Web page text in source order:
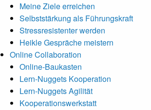
Meine Ziele erreichen
Selbststärkung als Führungskraft
Stressresistenter werden
Heikle Gespräche meistern
Online Collaboration
Online-Baukasten
Lern-Nuggets Kooperation
Lern-Nuggets Agilität
Kooperationswerkstatt